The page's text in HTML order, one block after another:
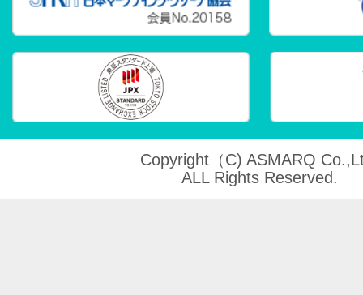
Copyright（C) ASMARQ
ALL Rights Reserved.